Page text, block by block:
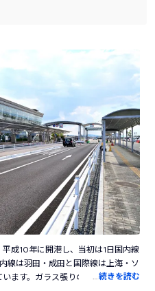
成10年に開港し、当初は1日国内線
線は羽田・成田と国際線は上海・ソ
ます。ガラス張りの都会的な雰囲
続きを読む